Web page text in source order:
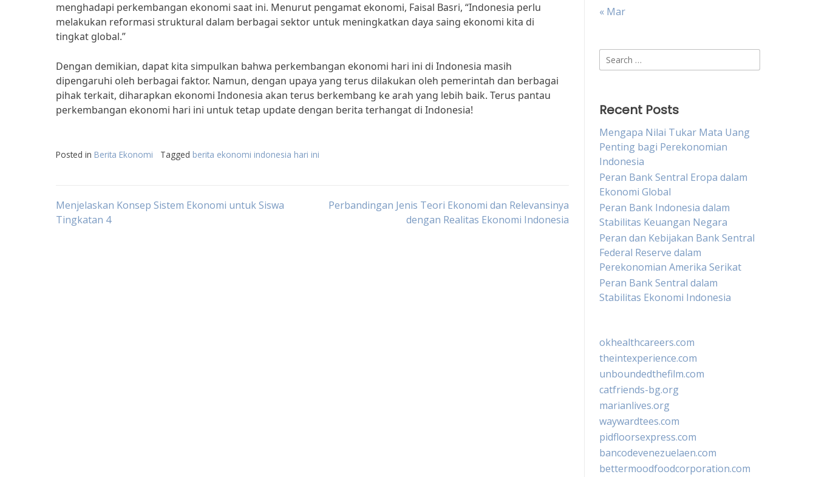
menghadapi perkembangan ekonomi saat ini. Menurut pengamat ekonomi, Faisal Basri, “Indonesia perlu
melakukan reformasi struktural dalam berbagai sektor untuk meningkatkan daya saing ekonomi kita di
tingkat global.”
Dengan demikian, dapat kita simpulkan bahwa perkembangan ekonomi hari ini di Indonesia masih
dipengaruhi oleh berbagai faktor. Namun, dengan upaya yang terus dilakukan oleh pemerintah dan berbagai
pihak terkait, diharapkan ekonomi Indonesia akan terus berkembang ke arah yang lebih baik. Terus pantau
perkembangan ekonomi hari ini untuk tetap update dengan berita terhangat di Indonesia!
Posted in Berita Ekonomi Tagged berita ekonomi indonesia hari ini
Post
Menjelaskan Konsep Sistem Ekonomi untuk Siswa
Tingkatan 4
Perbandingan Jenis Teori Ekonomi dan Relevansinya
dengan Realitas Ekonomi Indonesia
« Mar
Search
for:
Recent Posts
Mengapa Nilai Tukar Mata Uang
Penting bagi Perekonomian
Indonesia
Peran Bank Sentral Eropa dalam
Ekonomi Global
Peran Bank Indonesia dalam
Stabilitas Keuangan Negara
Peran dan Kebijakan Bank Sentral
Federal Reserve dalam
Perekonomian Amerika Serikat
Peran Bank Sentral dalam
Stabilitas Ekonomi Indonesia
okhealthcareers.com
theintexperience.com
unboundedthefilm.com
catfriends-bg.org
marianlives.org
waywardtees.com
pidfloorsexpress.com
bancodevenezuelaen.com
bettermoodfoodcorporation.com